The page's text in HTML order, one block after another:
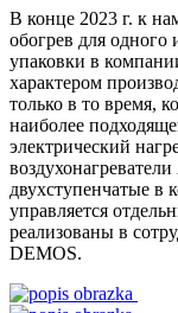
В конце 2023 г. к
обогрев для одного
упаковки в
характером
только в то время,
наиболее
электрический
двухступенчатые в
управляется
реализованы в
DEMOS.